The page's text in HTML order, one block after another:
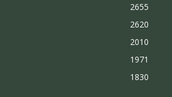
2655
2620
2010
1971
1830